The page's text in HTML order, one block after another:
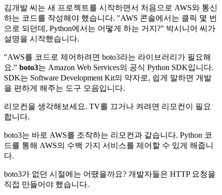
김개발 씨는 새 프로젝트를 시작하면서 처음으로 AWS와 통신
하는 코드를 작성해야 했습니다. "AWS 콘솔에서는 클릭 몇 번
으로 되던데, Python에서는 어떻게 하는 거지?" 박시니어 씨가
설명을 시작했습니다.
"AWS를 코드로 제어하려면 boto3라는 라이브러리가 필요해
요." boto3는 Amazon Web Services의 공식 Python SDK입니다.
SDK는 Software Development Kit의 약자로, 쉽게 말하면 개발
을 편하게 해주는 도구 모음입니다.
리모컨을 생각해보세요. TV를 끄거나 켜려면 리모컨이 필요
합니다.
boto3는 바로 AWS를 조작하는 리모컨과 같습니다. Python 코
드를 통해 AWS의 수백 가지 서비스를 제어할 수 있게 해줍니
다.
boto3가 없던 시절에는 어땠을까요? 개발자들은 HTTP 요청을
직접 만들어야 했습니다.